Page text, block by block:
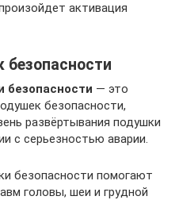
активация
безопасности — это
безопасности,
развёртывания подушки
с серьезностью аварии.
безопасности помогают
головы, шеи и грудной